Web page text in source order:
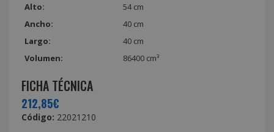
Alto:
54 cm
Ancho:
40 cm
Largo:
40 cm
Volumen:
86400 cm³
FICHA TÉCNICA
212,85€
Código: 22021210